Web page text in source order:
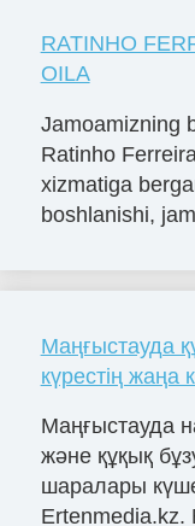
RATINHO
OILA
Jamoamizning
Ratinho
xizmatiga
boshlanishi,
Маңғыстауда
күрестің жаңа
Маңғыстауда
және құқық
шаралары
Ertenmedia.kz.